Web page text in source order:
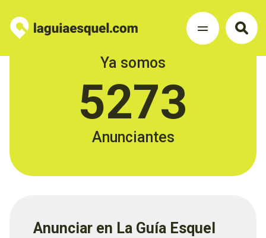
Ya somos
5273
Anunciantes
Anunciar en La Guía Esquel